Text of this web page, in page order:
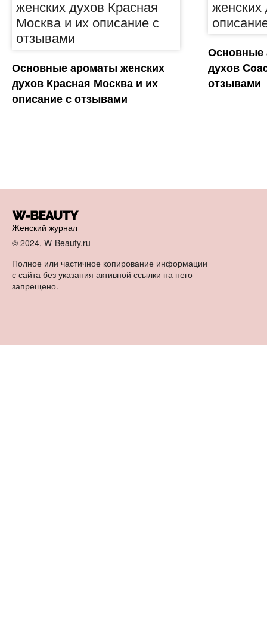
Основные ароматы женских
духов Красная Москва и их
описание с отзывами
Основные
духов
отзывами
Женский журнал
© 2024, W-Beauty.ru
Полное или частичное копирование информации
с сайта без указания активной ссылки на него
запрещено.